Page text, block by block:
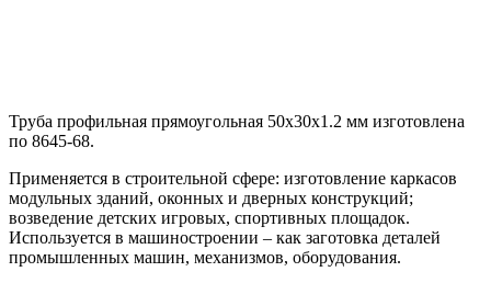
Труба профильная прямоугольная 50х30х1.2 мм изготовлена
по 8645-68.
Применяется в строительной сфере: изготовление каркасов
модульных зданий, оконных и дверных конструкций;
возведение детских игровых, спортивных площадок.
Используется в машиностроении – как заготовка деталей
промышленных машин, механизмов, оборудования.